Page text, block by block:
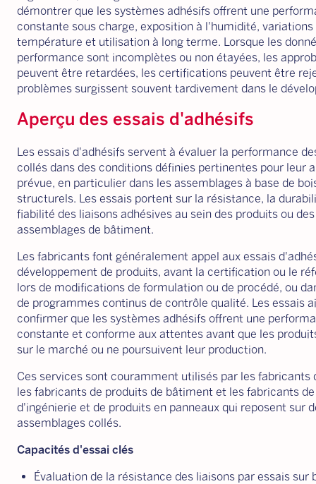
démontrer que les systèmes adhésifs offrent une
constante sous charge, exposition à l'humidité, variations
température et utilisation à long terme. Lorsque les
performance sont incomplètes ou non étayées, les
peuvent être retardées, les certifications peuvent être
problèmes surgissent souvent tardivement dans le
Aperçu des essais d'adhésifs
Les essais d'adhésifs servent à évaluer la performance
collés dans des conditions définies pertinentes pour leur
prévue, en particulier dans les assemblages à base de
structurels. Les essais portent sur la résistance, la
fiabilité des liaisons adhésives au sein des produits ou des
assemblages de bâtiment.
Les fabricants font généralement appel aux essais
développement de produits, avant la certification ou le
lors de modifications de formulation ou de procédé, ou
de programmes continus de contrôle qualité. Les essais
confirmer que les systèmes adhésifs offrent une
constante et conforme aux attentes avant que les
sur le marché ou ne poursuivent leur production.
Ces services sont couramment utilisés par les fabricants
les fabricants de produits de bâtiment et les fabricants
d'ingénierie et de produits en panneaux qui reposent sur
assemblages collés.
Capacités d'essai clés
Évaluation de la résistance des liaisons par essais sur